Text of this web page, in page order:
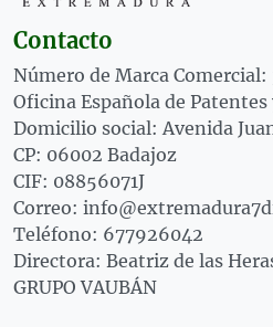
Contacto
Número de Marca
Oficina Española de Patentes
Domicilio social: Avenida
CP: 06002 Badajoz
CIF: 08856071J
Correo:
Teléfono: 677926042
Directora: Beatriz de las
GRUPO VAUBÁN